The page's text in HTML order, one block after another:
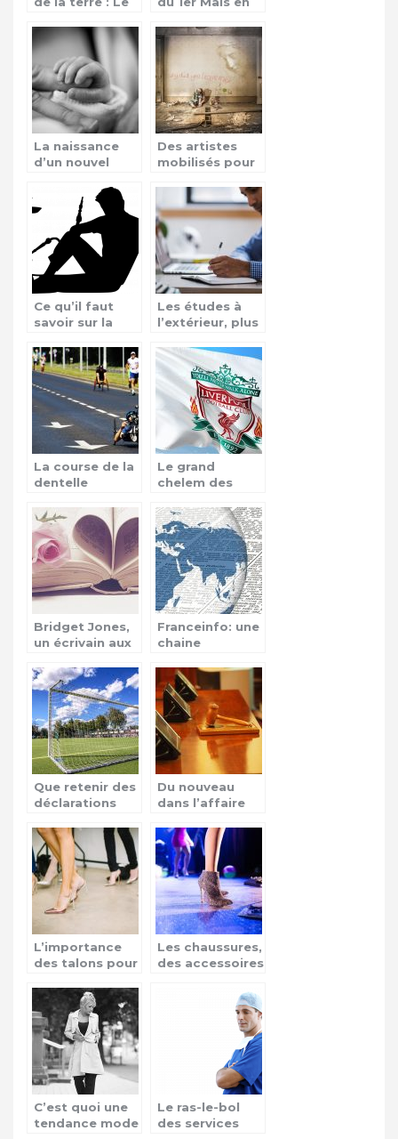
La naissance
d’un nouvel
Angleterre
Des artistes
mobilisés pour
enfants sans
famille
Ce qu’il faut
savoir sur la
Les études à
l’extérieur, plus
La course de la
dentelle
Le grand
chelem des
Europe, un
parcours
historique
Bridget Jones,
un écrivain aux
séducteurs
Franceinfo: une
chaine
à l’audience
grandissante
Que retenir des
déclarations
Mbappé aux
trophées UNFP
?
Du nouveau
dans l’affaire
lambert!
L’importance
des talons pour
Les chaussures,
des accessoires
C’est quoi une
tendance mode
Le ras-le-bol
des services